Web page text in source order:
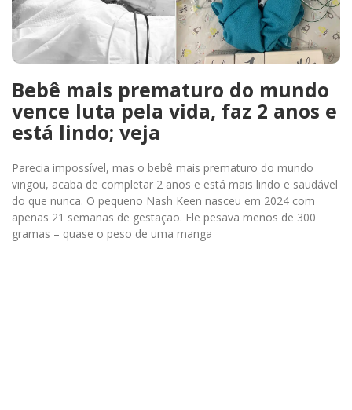
Bebê mais prematuro do mundo
vence luta pela vida, faz 2 anos e
está lindo; veja
Parecia impossível, mas o bebê mais prematuro do mundo
vingou, acaba de completar 2 anos e está mais lindo e saudável
do que nunca. O pequeno Nash Keen nasceu em 2024 com
apenas 21 semanas de gestação. Ele pesava menos de 300
gramas – quase o peso de uma manga